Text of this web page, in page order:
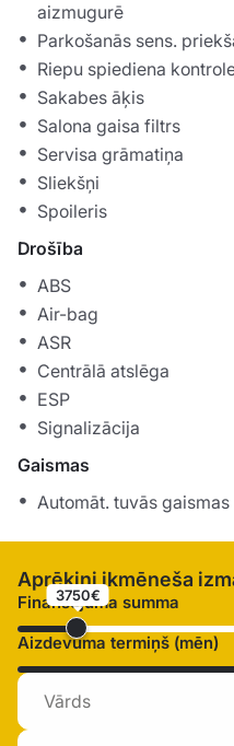
aizmugurē
Parkošanās sens.
Riepu spiediena
Sakabes āķis
Salona gaisa filtrs
Servisa grāmatiņa
Sliekšņi
Spoileris
Drošība
ABS
Air-bag
ASR
Centrālā atslēga
ESP
Signalizācija
Gaismas
Automāt. tuvās gaismas
Aprēķini ikmēneša
Finansējuma summa
3750€
Aizdevuma termiņš (mēn)